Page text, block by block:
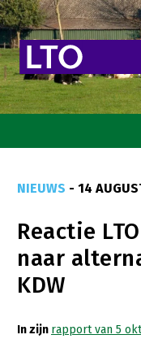
Goed eten
Mooi groen
Sterk
Transitiepaden
NIEUWS - 14
Reactie
naar
KDW
In zijn rapport van 5